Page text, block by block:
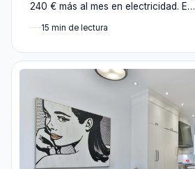
240 € más al mes en electricidad. E…
15 min de lectura